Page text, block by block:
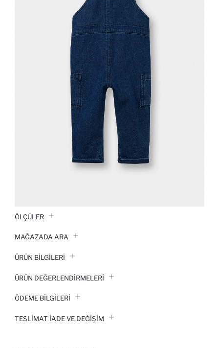
ÖLÇÜLER
MAĞAZADA ARA
ÜRÜN BILGILERI
ÜRÜN DEĞERLENDİRMELERİ
ÖDEME BİLGİLERİ
TESLIMAT İADE VE DEĞIŞIM